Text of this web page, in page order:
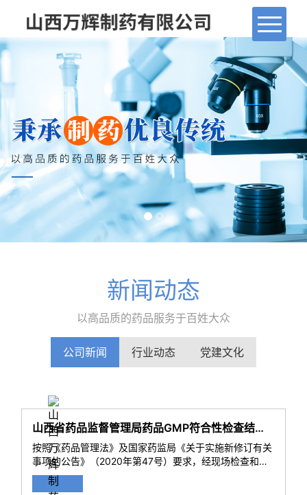
首页
走进万辉
产品展示
新闻动态
人力资源
联系我们
新闻动态
以高品质的药品服务于百姓大众
公司新闻 行业动态 党建文化
山西省药品监督管理局药品GMP符合性检查结果通告
按照《药品管理法》及国家药监局《关于实施新修订有关
事项的公告》（2020年第47号）要求，经现场检查和综
合评定，山西万辉制药有限公司等8家次企业符合《药品
生产质量管理规范（2010年修订）》要求。 特此通